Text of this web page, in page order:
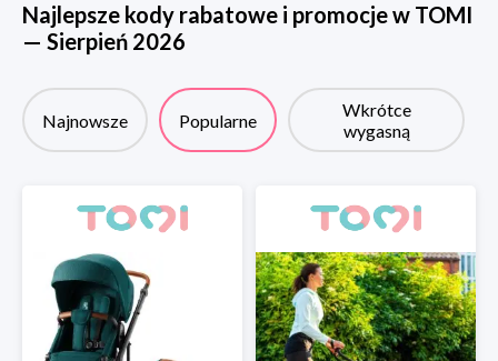
Najlepsze kody rabatowe i promocje w TOMI
— Sierpień 2026
Najnowsze Popularne
Wkrótce
wygasną